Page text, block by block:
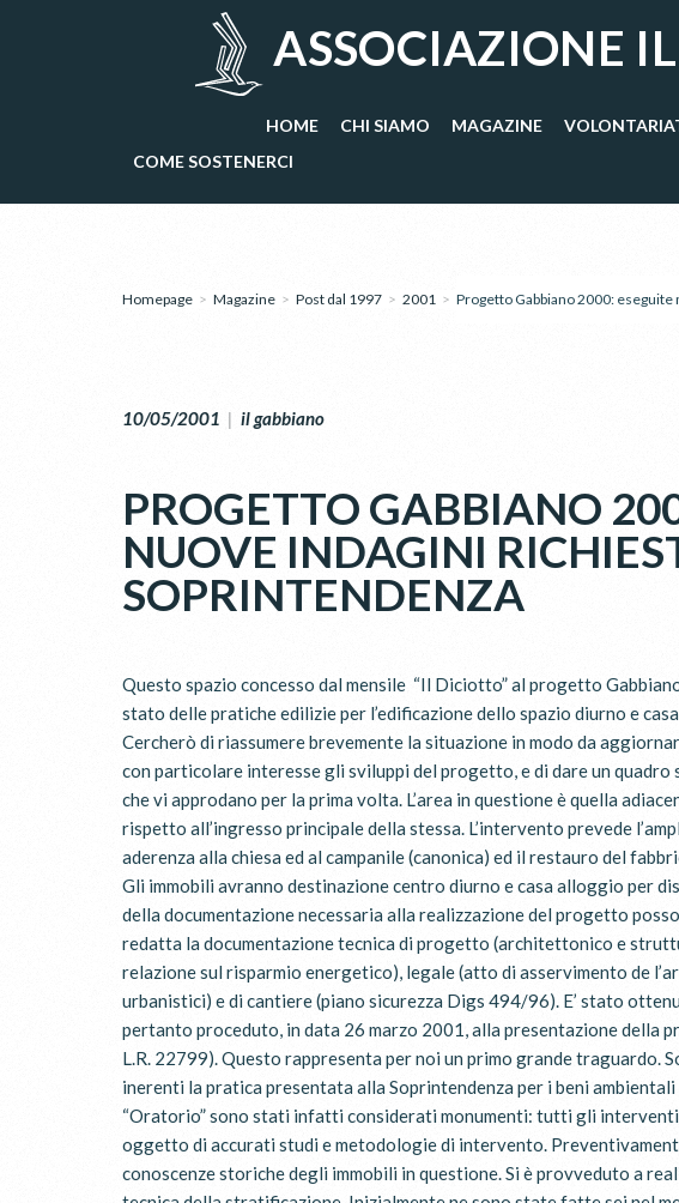
ASSOCIAZIONE
HOME CHI SIAMO MAGAZINE
COME SOSTENERCI
Homepage > Magazine > Post dal 1997 > 2001 > Progetto Gabbiano 2000:
10/05/2001 | il gabbiano
PROGETTO GABBIANO
NUOVE INDAGINI
SOPRINTENDENZA
Questo spazio concesso dal mensile “Il Diciotto” al progetto
stato delle pratiche edilizie per l’edificazione dello spazio diurno e
Cercherò di riassumere brevemente la situazione in modo da
con particolare interesse gli sviluppi del progetto, e di dare un
che vi approdano per la prima volta. L’area in questione è quella
rispetto all’ingresso principale della stessa. L’intervento prevede
aderenza alla chiesa ed al campanile (canonica) ed il restauro del
Gli immobili avranno destinazione centro diurno e casa alloggio per
della documentazione necessaria alla realizzazione del progetto
redatta la documentazione tecnica di progetto (architettonico e
relazione sul risparmio energetico), legale (atto di asservimento de
urbanistici) e di cantiere (piano sicurezza Digs 494/96). E’ stato
pertanto proceduto, in data 26 marzo 2001, alla presentazione della
L.R. 22799). Questo rappresenta per noi un primo grande traguardo.
inerenti la pratica presentata alla Soprintendenza per i beni
“Oratorio” sono stati infatti considerati monumenti: tutti gli interventi
oggetto di accurati studi e metodologie di intervento.
conoscenze storiche degli immobili in questione. Si è provveduto a